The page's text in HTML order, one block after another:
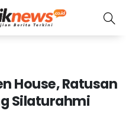
House, Ratusan
Silaturahmi